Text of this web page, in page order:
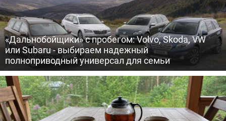
«Дальнобойщики» с пробегом: Volvo, Skoda, VW
или Subaru - выбираем надежный
полноприводный универсал для семьи